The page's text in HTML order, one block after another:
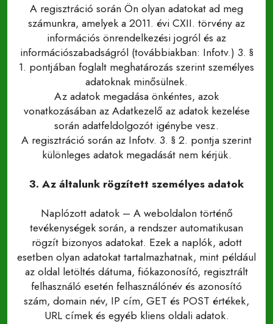
A regisztráció során Ön olyan adatokat ad meg
számunkra, amelyek a 2011. évi CXII. törvény az
információs önrendelkezési jogról és az
információszabadságról (továbbiakban: Infotv.) 3. §
1. pontjában foglalt meghatározás szerint személyes
adatoknak minősülnek.
Az adatok megadása önkéntes, azok
vonatkozásában az Adatkezelő az adatok kezelése
során adatfeldolgozót igénybe vesz.
A regisztráció során az Infotv. 3. § 2. pontja szerint
különleges adatok megadását nem kérjük.
3. Az általunk rögzített személyes adatok
Naplózott adatok – A weboldalon történő
tevékenységek során, a rendszer automatikusan
rögzít bizonyos adatokat. Ezek a naplók, adott
esetben olyan adatokat tartalmazhatnak, mint például
az oldal letöltés dátuma, fiókazonosító, regisztrált
felhasználó esetén felhasználónév és azonosító
szám, domain név, IP cím, GET és POST értékek,
URL címek és egyéb kliens oldali adatok.